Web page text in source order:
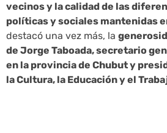
vecinos y la calidad de las
políticas y sociales mantenidas
destacó una vez más, la
de Jorge Taboada, secretario
en la provincia de Chubut y
la Cultura, la Educación y el